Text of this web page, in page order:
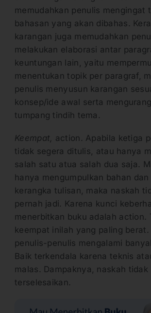
memudahkan penulis mengingat
bahasan yang akan dibahas.
karangan juga memudahkan
melakukan elaborasi antar
keuntungan lain, yaitu
menentukan topik per paragraf,
penulis menyusun karangan
konsep/ide awal serta
tumpang tindih tema.
Keempat, action. Apabila ketiga
tidak segera ditulis, atau hanya
salah satu atua salah dua saja.
hanya mengumpulkan bahan dan
kerangka tulisan, maka naskah
pernah jadi. Karena kunci
menerbitkan buku adalah action.
keempat inilah yang paling berat.
penulis-penulis mengalami
Baik terkendala karena teknis
malas. Dampaknya, naskah tidak
terselesaikan.